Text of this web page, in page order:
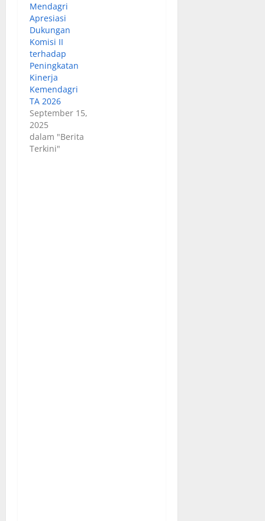
Mendagri
Apresiasi
Dukungan
Komisi II
terhadap
Peningkatan
Kinerja
Kemendagri
TA 2026
September 15,
2025
dalam "Berita
Terkini"